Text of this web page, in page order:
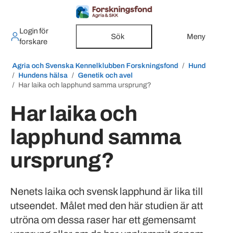
Login för
forskare
Sök Meny
Agria och Svenska Kennelklubben Forskningsfond
Hund
Hundens hälsa
Genetik och avel
Har laika och lapphund samma ursprung?
Har laika och
lapphund samma
ursprung?
Nenets laika och svensk lapphund är lika till
utseendet. Målet med den här studien är att
utröna om dessa raser har ett gemensamt